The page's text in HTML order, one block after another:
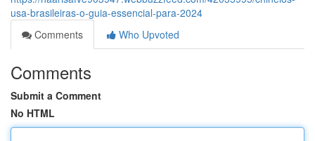
usa-brasileiras-o-guia-essencial-para-2024
Comments
Who Upvoted
Comments
Submit a Comment
No HTML